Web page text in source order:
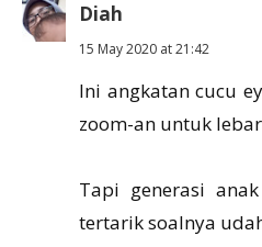
Diah
15 May 2020 at 21:42
Ini angkatan cucu
zoom-an untuk
Tapi generasi
tertarik soalnya